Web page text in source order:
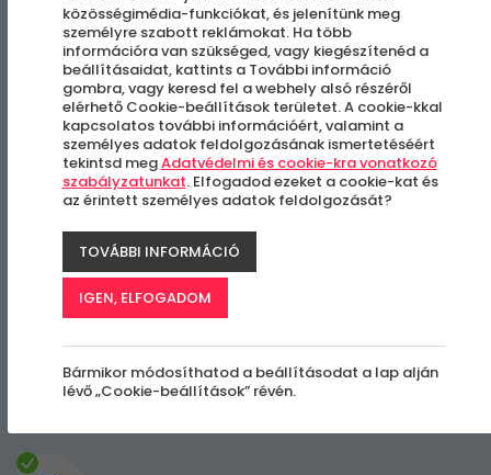
Szabadulószoba
Budapest, III. kerület
-31%
közösségimédia-funkciókat, és jelenítünk meg
személyre szabott reklámokat. Ha több
információra van szükséged, vagy kiegészítenéd a
beállításaidat, kattints a További információ
gombra, vagy keresd fel a webhely alsó részéről
elérhető Cookie-beállítások területet. A cookie-kkal
kapcsolatos további információért, valamint a
személyes adatok feldolgozásának ismertetéséért
tekintsd megAdatvédelmi és cookie-kra vonatkozó
szabályzatunkat. Elfogadod ezeket a cookie-kat és
az érintett személyes adatok feldolgozását?
TOVÁBBI INFORMÁCIÓ
IGEN, ELFOGADOM
Bármikor módosíthatod a beállításodat a lap alján
lévő „Cookie-beállítások” révén.